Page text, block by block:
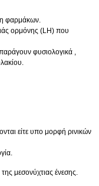
φαρμάκων.
ορμόνης (LH) που
παράγουν φυσιολογικά ,
είτε υπο μορφή ρινικών
μεσονύχτιας ένεσης.